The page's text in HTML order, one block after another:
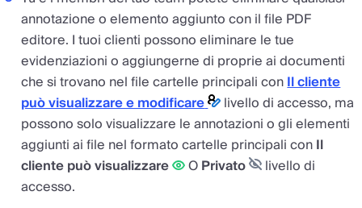
annotazione o elemento aggiunto con il file PDF
editore. I tuoi clienti possono eliminare le tue
evidenziazioni o aggiungerne di proprie ai documenti
che si trovano nel file cartelle principali conIl cliente
può visualizzare e modificare
livello di accesso, ma
possono solo visualizzare le annotazioni o gli elementi
aggiunti ai file nel formato cartelle principali conIl
cliente può visualizzare
OPrivato
livello di
accesso.